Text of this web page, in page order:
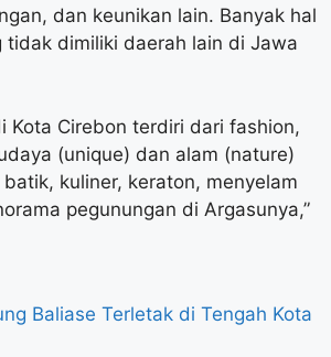
dan keunikan lain. Banyak hal
tidak dimiliki daerah lain di Jawa
Kota Cirebon terdiri dari fashion,
(unique) dan alam (nature)
kuliner, keraton, menyelam
pegunungan di Argasunya,”
Baliase Terletak di Tengah Kota